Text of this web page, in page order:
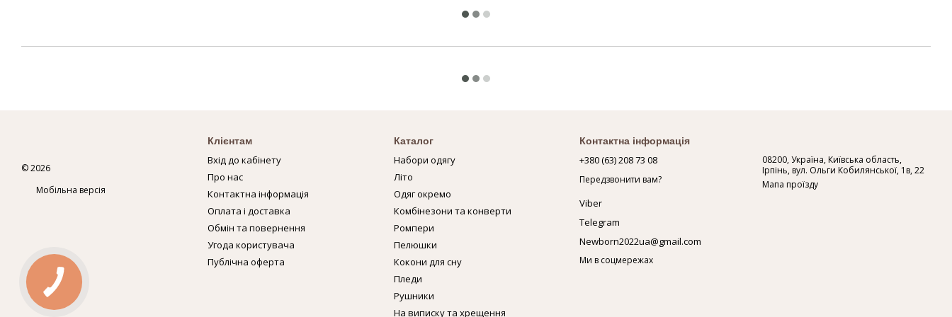
© 2026
Мобільна версія
Клієнтам
Вхід до кабінету
Про нас
Контактна інформація
Оплата і доставка
Обмін та повернення
Угода користувача
Публічна оферта
Каталог
Набори одягу
Літо
Одяг окремо
Комбінезони та конверти
Ромпери
Пелюшки
Кокони для сну
Пледи
Рушники
На виписку та хрещення
Контактна інформація
+380 (63) 208 73 08
Передзвонити вам?
Viber
Telegram
Newborn2022ua@gmail.com
08200, Україна, Київська область,
Ірпінь, вул. Ольги Кобилянської, 1в, 22
Мапа проїзду
Ми в соцмережах